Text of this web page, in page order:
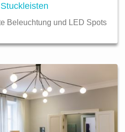
Beleuchtung und LED Spots